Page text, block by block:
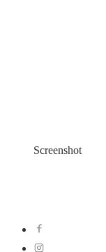
Screenshot